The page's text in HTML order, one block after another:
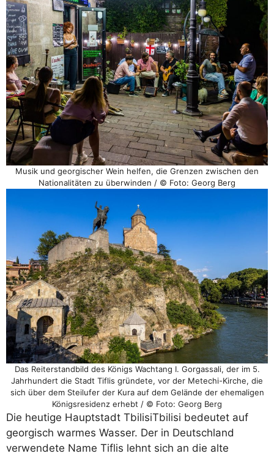
Musik und georgischer Wein helfen, die Grenzen zwischen den
Nationalitäten zu überwinden / © Foto: Georg Berg
Das Reiterstandbild des Königs Wachtang I. Gorgassali, der im 5.
Jahrhundert die Stadt Tiflis gründete, vor der Metechi-Kirche, die
sich über dem Steilufer der Kura auf dem Gelände der ehemaligen
Königsresidenz erhebt / © Foto: Georg Berg
Die heutige Hauptstadt TbilisiTbilisi bedeutet auf
georgisch warmes Wasser. Der in Deutschland
verwendete Name Tiflis lehnt sich an die alte